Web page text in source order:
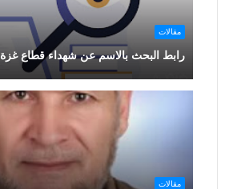
مقالات
رابط البحث بالاسم عن شهداء قطاع غزة
مقالات